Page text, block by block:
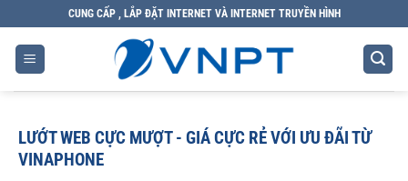
qua
dung
CUNG CẤP , LẮP ĐẶT INTERNET VÀ INTERNET TRUYỀN HÌNH
LƯỚT WEB CỰC MƯỢT - GIÁ CỰC RẺ VỚI ƯU ĐÃI TỪ
VINAPHONE